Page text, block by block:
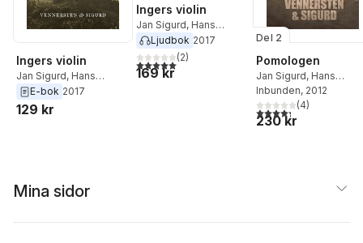
Ingers violin
Jan Sigurd, Hans
Vennersten
E-bok 2017
129 kr
Ingers violin
Jan Sigurd, Hans
Vennersten
Ljudbok 2017
5,0utav 5 stjärnor. Totalt antal röster:
(2)
169 kr
Del 2
Pomologen
Jan Sigurd, Hans
Vennersten
Inbunden, 2012
4,3utav 5 stjärnor.
(4)
230 kr
Mina sidor